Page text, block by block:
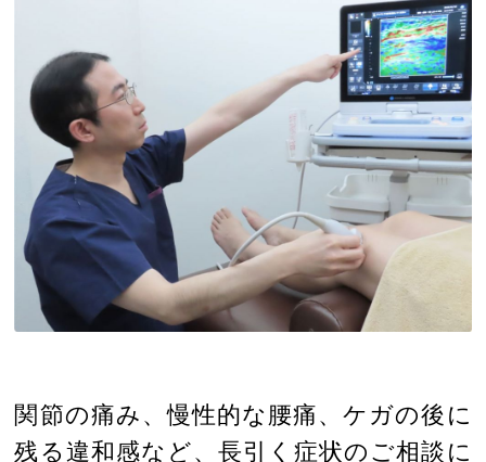
関節の痛み、慢性的な腰痛、ケガの後に
残る違和感など、長引く症状のご相談に